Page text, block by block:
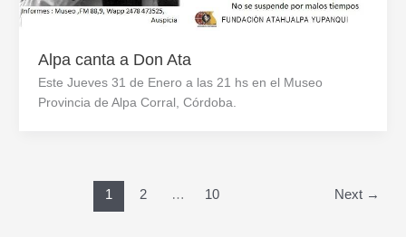
Alpa canta a Don Ata
Este Jueves 31 de Enero a las 21 hs en el Museo
Provincia de Alpa Corral, Córdoba.
1 2 … 10 Next →